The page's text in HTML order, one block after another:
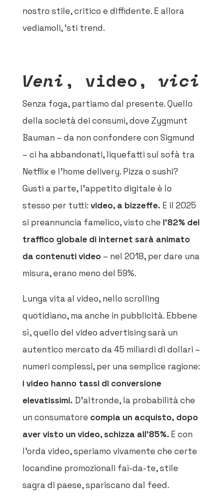
nostro stile, critico e diffidente. E allora
vediamoli, ‘sti trend.
Veni , video, vici
Senza foga, partiamo dal presente. Quello
della società dei consumi, dove Zygmunt
Bauman – da non confondere con Sigmund
– ci ha abbandonati, liquefatti sul sofà tra
Netflix e l’home delivery. Pizza o sushi?
Gusti a parte, l’appetito digitale è lo
stesso per tutti: video, a bizzeffe. E il 2025
si preannuncia famelico, visto che l’82% del
traffico globale di internet sarà animato
da contenuti video – nel 2018, per dare una
misura, erano meno del 59%.
Lunga vita al video, nello scrolling
quotidiano, ma anche in pubblicità. Ebbene
sì, quello del video advertising sarà un
autentico mercato da 45 miliardi di dollari –
numeri complessi, per una semplice ragione:
i video hanno tassi di conversione
elevatissimi. D’altronde, la probabilità che
un consumatore compia un acquisto, dopo
aver visto un video, schizza all’85%. E con
l’orda video, speriamo vivamente che certe
locandine promozionali fai-da-te, stile
sagra di paese, spariscano dal feed.